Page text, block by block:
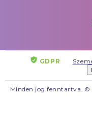
GDPR
Minden jog fenntartva.